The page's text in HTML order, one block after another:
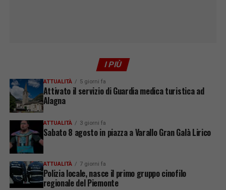
I PIÙ
ATTUALITÀ 5 giorni fa
Attivato il servizio di Guardia medica turistica ad
Alagna
ATTUALITÀ 3 giorni fa
Sabato 8 agosto in piazza a Varallo Gran Galà Lirico
ATTUALITÀ 7 giorni fa
Polizia locale, nasce il primo gruppo cinofilo
regionale del Piemonte